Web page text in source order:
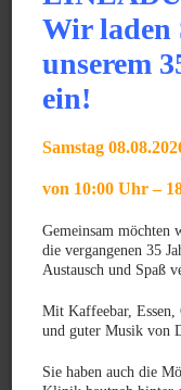
Die Tierklinik Dr.
Bestimmungen
Gestaltung und
Websitehttps://
Wir laden
unserem
ein!
Samstag
von 10:00 Uhr –
Gemeinsam
die vergangenen 35
Austausch und Spaß
Mit Kaffeebar,
und guter Musik von
Sie haben auch die